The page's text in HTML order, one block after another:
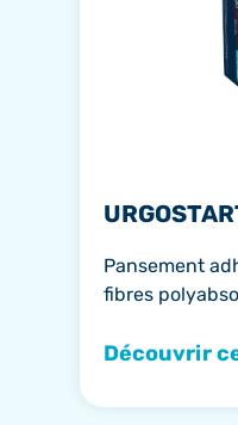
Pansement
fibres
Découvrir